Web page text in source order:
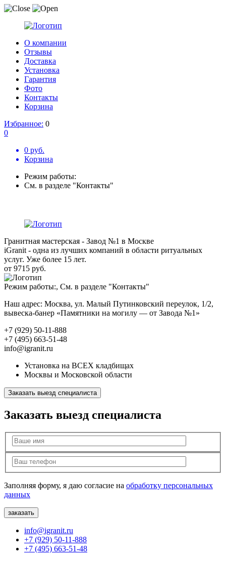
О компании
Отзывы
Доставка
Установка
Гарантия
Фото
Контакты
Корзина
Избранное: 0
0
0 руб.
Корзина
Режим работы:
См. в разделе "Контакты"
Гранитная мастерская - Завод №1 в Москве
iGranit - одна из лучших компаний в области ритуальных
услуг. Уже более 15 лет.
от 9715 руб.
Режим работы:, См. в разделе "Контакты"
Наш адрес: Москва, ул. Малый Путинковский переулок, 1/2,
вывеска-банер «Памятники на могилу — от Завода №1»
+7 (929) 50-11-888
+7 (495) 663-51-48
info@igranit.ru
Установка на ВСЕХ кладбищах
Москвы и Московской области
Заказать выезд специалиста
Заказать выезд специалиста
Заполняя форму, я даю согласие на обработку персональных
данных
info@igranit.ru
+7 (929) 50-11-888
+7 (495) 663-51-48